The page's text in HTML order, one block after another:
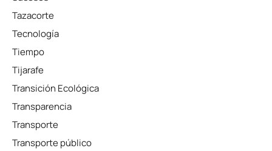
Tazacorte
Tecnología
Tiempo
Tijarafe
Transición Ecológica
Transparencia
Transporte
Transporte público